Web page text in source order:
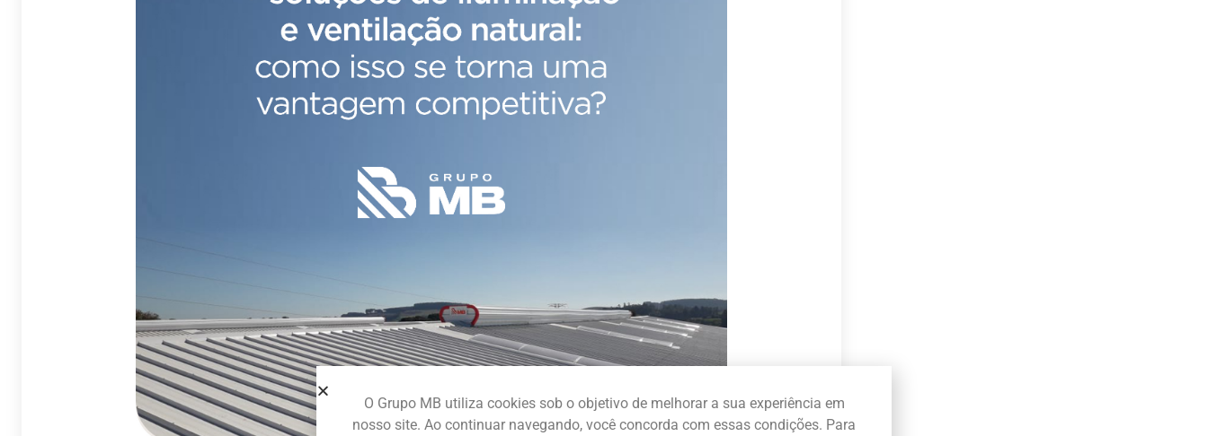
O Grupo MB utiliza cookies sob o objetivo de melhorar a sua experiência em
nosso site. Ao continuar navegando, você concorda com essas condições. Para